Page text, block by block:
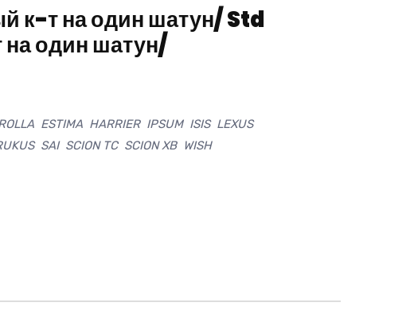
к-т на один шатун/ Std
один шатун/
ESTIMA HARRIER IPSUM ISIS LEXUS
SAI SCION TC SCION XB WISH